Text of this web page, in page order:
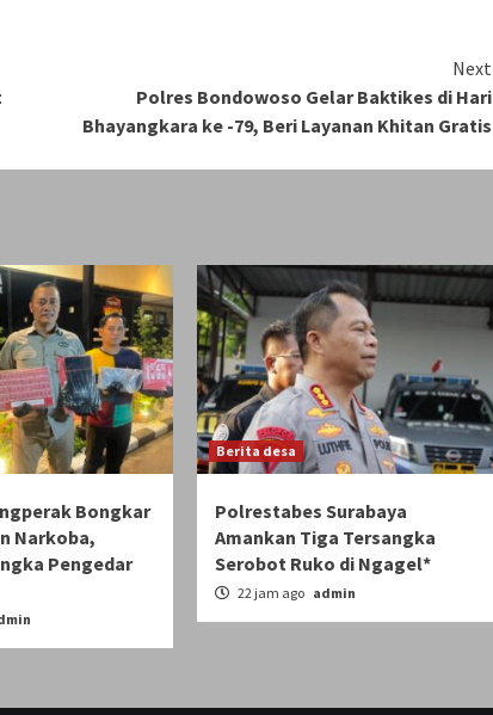
Next
Polres Bondowoso Gelar Baktikes di Hari
Bhayangkara ke -79, Beri Layanan Khitan Gratis
Bongkar
Narkoba,
Pengedar
Berita desa
Polrestabes Surabaya
Amankan Tiga Tersangka
Serobot Ruko di Ngagel*
22 jam ago admin